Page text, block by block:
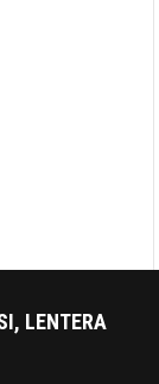
LENTERA